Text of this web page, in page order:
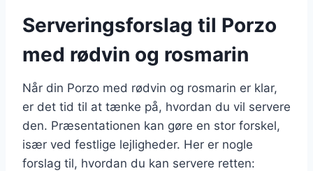
Serveringsforslag til Porzo
med rødvin og rosmarin
Når din Porzo med rødvin og rosmarin er klar,
er det tid til at tænke på, hvordan du vil servere
den. Præsentationen kan gøre en stor forskel,
især ved festlige lejligheder. Her er nogle
forslag til, hvordan du kan servere retten: